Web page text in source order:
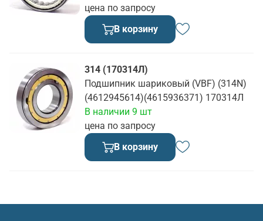
цена по запросу
В корзину
314 (170314Л)
Подшипник шариковый (VBF) (314N)
(4612945614)(4615936371) 170314Л
цена по запросу
В наличии 9 шт
В корзину